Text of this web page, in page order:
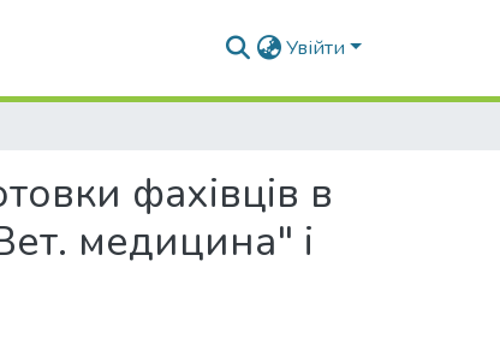
Увійти
фахівців в
медицина" і